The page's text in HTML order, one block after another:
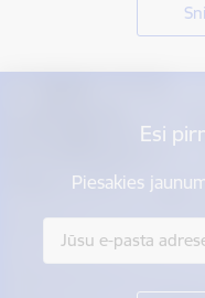
Esi
Piesakies